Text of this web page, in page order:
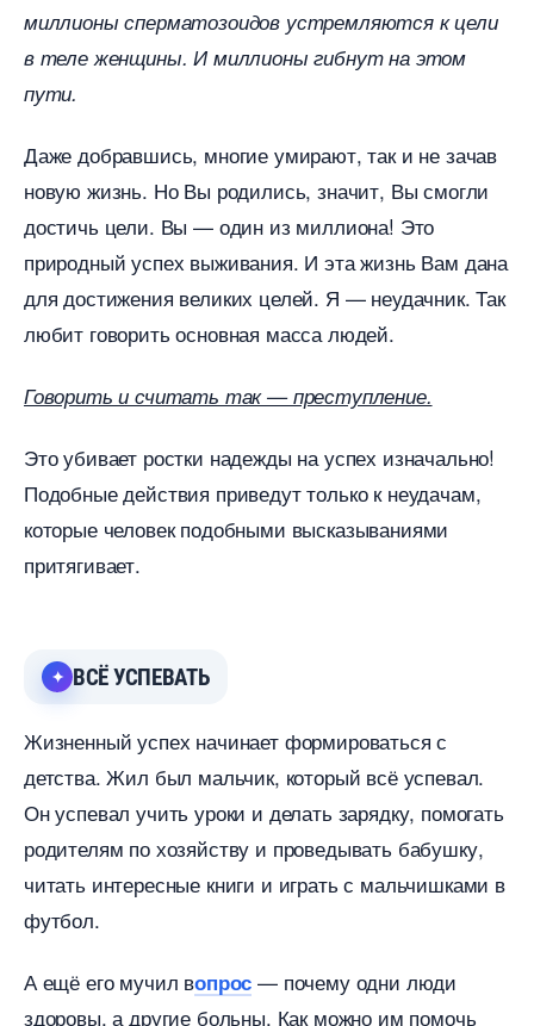
миллионы сперматозоидов устремляются к цели
теле женщины. И миллионы гибнут на этом
пути.
Даже добравшись, многие умирают, так и не зача
новую жизнь. Но Вы родились, значит, Вы смогли
достичь цели. Вы — один из миллиона! Это
природный успех выживания. И эта жизнь Вам дана
для достижения великих целей. Я — неудачник. Так
любит говорить основная масса людей.
Говорить и считать так — преступление.
Это убивает ростки надежды на успех изначально!
Подобные действия приведут только к неудачам,
которые человек подобными высказываниями
притягивает.
СЁ УСПЕВАТЬ
Жизненный успех начинает формироваться с
детства. Жил был мальчик, который всё успевал.
Он успевал учить уроки и делать зарядку, помогать
родителям по хозяйству и проведывать бабушку,
читать интересные книги и играть с мальчишками
футбол.
А ещё его мучилопрос — почему одни люди
здоровы, а другие больны. Как можно им помочь